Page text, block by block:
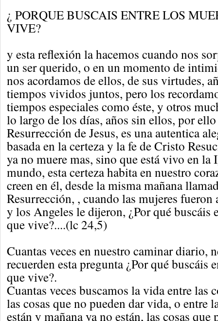
¿ PORQUE BUSCAIS ENTRE LOS
VIVE?
y esta reflexión la hacemos cuando nos
un ser querido, o en un momento de
nos acordamos de ellos, de sus virtudes,
tiempos vividos juntos, pero los
tiempos especiales como éste, y otros
lo largo de los días, años sin ellos, por
Resurrección de Jesus, es una autentica
basada en la certeza y la fe de Cristo
ya no muere mas, sino que está vivo en la
mundo, esta certeza habita en nuestro
creen en él, desde la misma mañana
Resurrección, , cuando las mujeres
y los Angeles le dijeron, ¿Por qué buscáis
que vive?....(lc 24,5)
Cuantas veces en nuestro caminar diario,
recuerden esta pregunta ¿Por qué buscáis
que vive?.
Cuantas veces buscamos la vida entre las
las cosas que no pueden dar vida, o entre
están y mañana ya no están, las cosas que